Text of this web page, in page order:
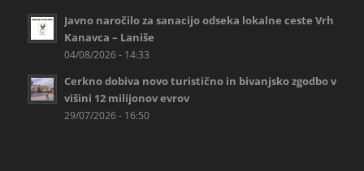
Javno naročilo za sanacijo odseka lokalne ceste Vrh
Kanavca – Laniše
04/08/2026 - 14:33
Cerkno dobiva novo turistično in bivanjsko zgodbo v
višini 12 milijonov evrov
29/07/2026 - 16:50